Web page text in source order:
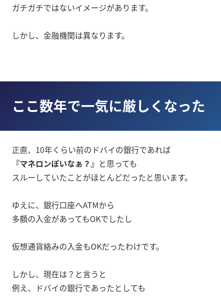
ガチガチではないイメージがあります。
しかし、金融機関は異なります。
ここ数年で一気に厳しくなった
正直、10年くらい前のドバイの銀行であれば
『マネロンぽいなぁ？』 と思っても
スルーしていたことがほとんどだったと思います。
ゆえに、銀行口座へATMから
多額の入金があってもOKでしたし
仮想通貨絡みの入金もOKだったわけです。
しかし、現在は？と言うと
例え、ドバイの銀行であったとしても